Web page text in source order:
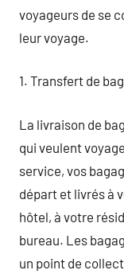
voyageurs de se
leur voyage.
1. Transfert de
La livraison de
qui veulent
service, vos
départ et livrés à
hôtel, à votre
bureau. Les
un point de